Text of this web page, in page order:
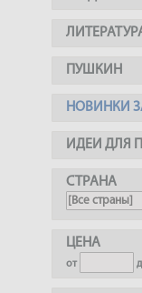
ПУШКИН
НОВИНКИ
ИДЕИ ДЛЯ
СТРАНА
ЦЕНА
от